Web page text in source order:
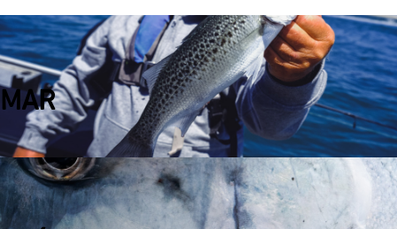
MAR